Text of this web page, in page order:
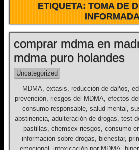
ETIQUETA:TOMA DE
comprar mdma en
mdma puro holandes
Uncategorized
MDMA, éxtasis, reducción de daños,
prevención, riesgos del MDMA, efectos
consumo responsable, salud mental,
abstinencia, adulteración de drogas, test
pastillas, chemsex riesgos, consumo
información sobre drogas, bienestar,